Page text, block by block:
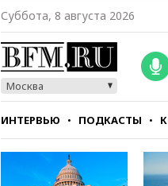
Суббота, 8 августа 2026
Москва
ИНТЕРВЬЮ ПОДКАСТЫ
СТИЛЬ ТЕСТЫ